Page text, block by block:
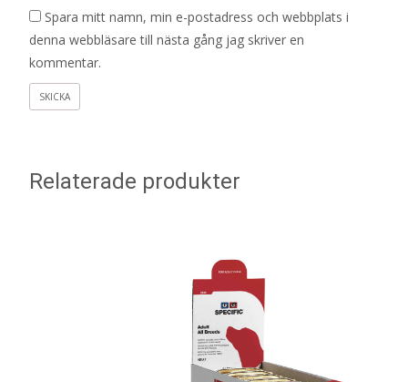
Spara mitt namn, min e-postadress och webbplats i
denna webbläsare till nästa gång jag skriver en
kommentar.
Relaterade produkter